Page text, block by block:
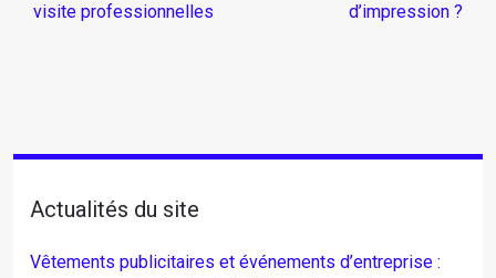
visite professionnelles
d’impression ?
Actualités du site
Vêtements publicitaires et événements d’entreprise :